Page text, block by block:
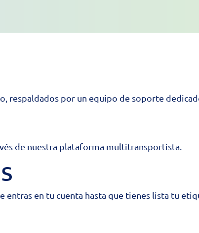
respaldados por un equipo de soporte
de nuestra plataforma multitransportista.
entras en tu cuenta hasta que tienes lista tu